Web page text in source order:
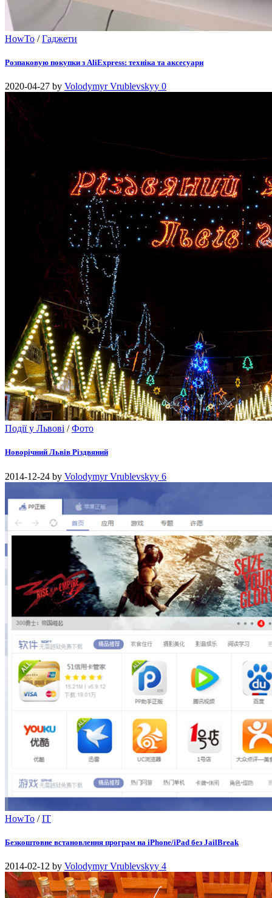
HowTo /Гаджети
Розпаковую покупки з AliExpress: техніка та аксесуари
2020-04-27 by Volodymyr Vrublevskyy 0
Події у Львові /Фото
Новорічний Львів Різдвяний
2014-12-24 by Volodymyr Vrublevskyy 6
HowTo /IT
Безкоштовне встановлення програм на iPhone/iPad без JailBreak
2014-02-12 by Volodymyr Vrublevskyy 4